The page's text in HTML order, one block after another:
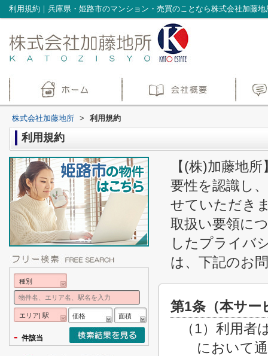
利用規約｜兵庫県・姫路市のマンション・売買のことなら株式会社加藤地
株式会社加藤地所 > 利用規約
利用規約
【(株)加藤地
要性を認識し
せていただき
取扱い要領に
したプライバ
は、下記のお
第1条（本サー
（1）利用
において
種別
エリア| 駅 価格 面積
- 件該当